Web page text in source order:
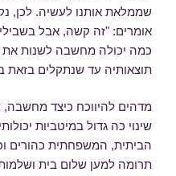
שממלאת אותנו לעשיה. לכן,
אומרים: "זה קשה, אבל
כמה יכולה מחשבה לשנות את
תוצאותיה עד שנתקלים בזאת
מדהים להיווכח כיצד
שינוי כה גדול במיטביות
הביתית, המשפחתית כהורים
תרומה למען שלום בית